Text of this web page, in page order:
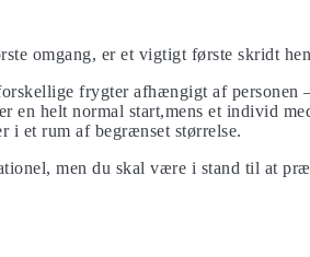
omgang, er et vigtigt første skridt
frygter afhængigt af personen
en helt normal start,mens et individ
i et rum af begrænset størrelse.
men du skal være i stand til at